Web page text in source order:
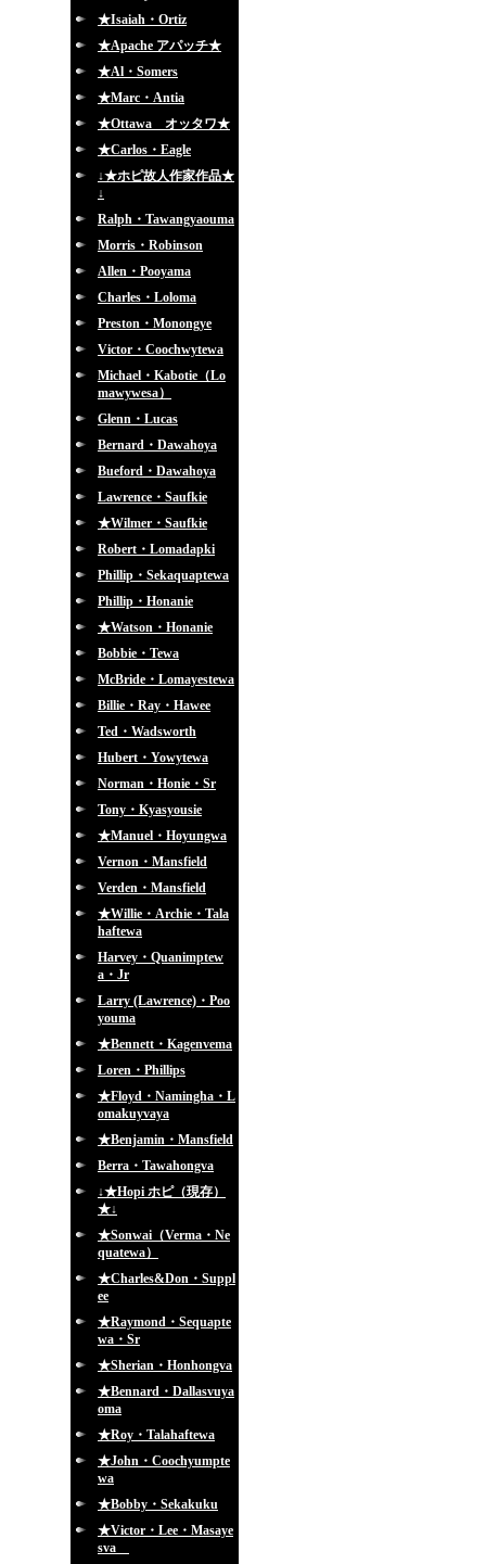
★Isaiah・Ortiz
★Apache アパッチ★
★Al・Somers
★Marc・Antia
★Ottawa オッタワ★
★Carlos・Eagle
↓★ホピ故人作家作品★
↓
Ralph・Tawangyaouma
Morris・Robinson
Allen・Pooyama
Charles・Loloma
Preston・Monongye
Victor・Coochwytewa
Michael・Kabotie（Lo
mawywesa）
Glenn・Lucas
Bernard・Dawahoya
Bueford・Dawahoya
Lawrence・Saufkie
★Wilmer・Saufkie
Robert・Lomadapki
Phillip・Sekaquaptewa
Phillip・Honanie
★Watson・Honanie
Bobbie・Tewa
McBride・Lomayestewa
Billie・Ray・Hawee
Ted・Wadsworth
Hubert・Yowytewa
Norman・Honie・Sr
Tony・Kyasyousie
★Manuel・Hoyungwa
Vernon・Mansfield
Verden・Mansfield
★Willie・Archie・Tala
haftewa
Harvey・Quanimptew
a・Jr
Larry (Lawrence)・Poo
youma
★Bennett・Kagenvema
Loren・Phillips
★Floyd・Namingha・L
omakuyvaya
★Benjamin・Mansfield
Berra・Tawahongva
↓★Hopi ホピ（現存）
★↓
★Sonwai（Verma・Ne
quatewa）
★Charles&Don・Suppl
ee
★Raymond・Sequapte
wa・Sr
★Sherian・Honhongva
★Bennard・Dallasvuya
oma
★Roy・Talahaftewa
★John・Coochyumpte
wa
★Bobby・Sekakuku
★Victor・Lee・Masaye
sva